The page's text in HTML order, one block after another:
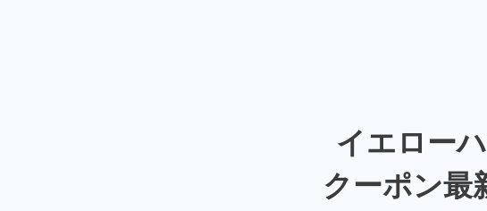
イエロー
クーポン最